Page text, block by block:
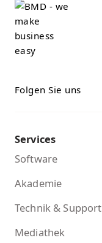
Folgen Sie uns
Services
Software
Akademie
Technik & Support
Mediathek